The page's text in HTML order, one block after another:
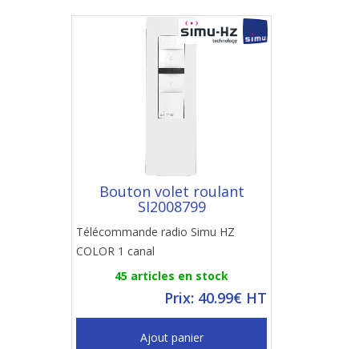
Bouton volet roulant
SI2008799
Télécommande radio Simu HZ
COLOR 1 canal
45 articles en stock
Prix: 40.99€ HT
Ajout panier